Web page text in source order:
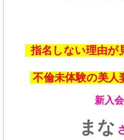
指名しない理由が
不倫未体験の美人
新入会
まな